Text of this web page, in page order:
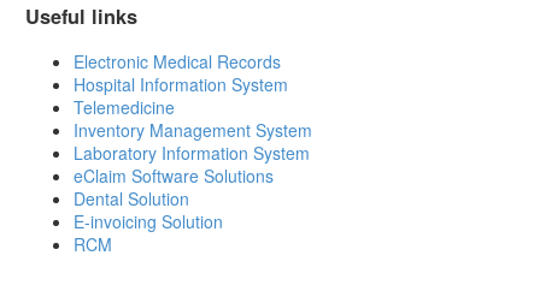
Useful links
Electronic Medical Records
Hospital Information System
Telemedicine
Inventory Management System
Laboratory Information System
eClaim Software Solutions
Dental Solution
E-invoicing Solution
RCM